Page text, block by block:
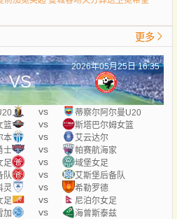
更多
2026年05月25日 16:35
VS
vs
蒂察尔阿尔曼U20
篮 vs
斯塔巴尔姆女篮
本 vs
艾云达尔
士 vs
帕赛航海家
足 vs
域堡女足
队 vs
艾斯堡后备队
灵 vs
希勒罗德
足 vs
尼泊尔女足
加 vs 海曾斯泰兹